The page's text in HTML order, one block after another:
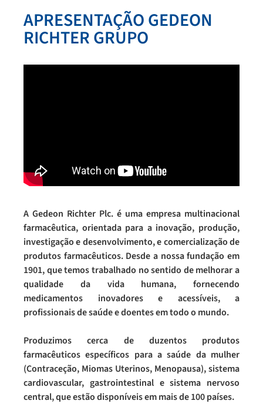
APRESENTAÇÃO GEDEON
RICHTER GRUPO
A Gedeon Richter Plc. é uma empresa multinacional
farmacêutica, orientada para a inovação, produção,
investigação e desenvolvimento, e comercialização de
produtos farmacêuticos. Desde a nossa fundação em
1901, que temos trabalhado no sentido de melhorar a
qualidade da vida humana, fornecendo
medicamentos inovadores e acessíveis, a
profissionais de saúde e doentes em todo o mundo.
Produzimos cerca de duzentos produtos
farmacêuticos específicos para a saúde da mulher
(Contraceção, Miomas Uterinos, Menopausa), sistema
cardiovascular, gastrointestinal e sistema nervoso
central, que estão disponíveis em mais de 100 países.